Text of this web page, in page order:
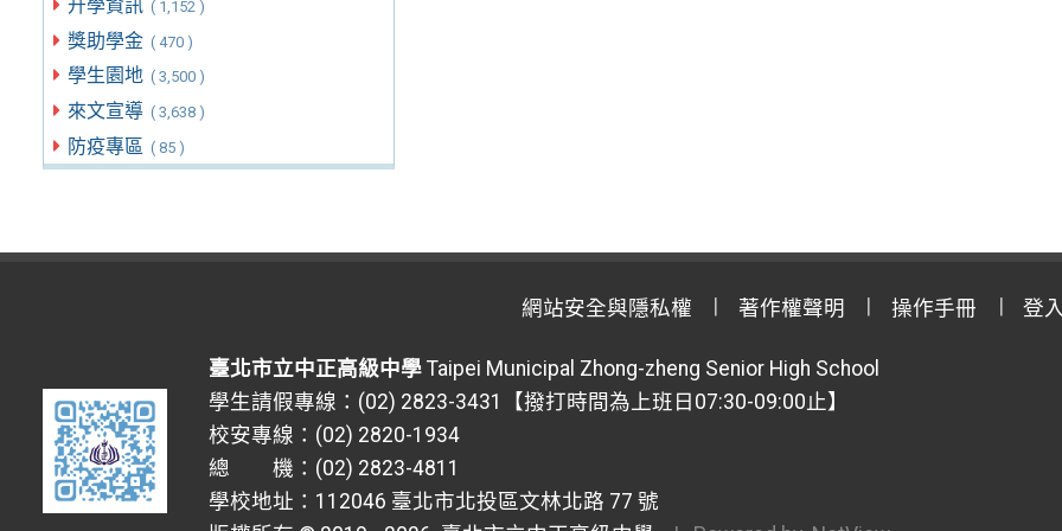
升學資訊 ( 1,152 )
獎助學金 ( 470 )
學生園地 ( 3,500 )
來文宣導 ( 3,638 )
防疫專區 ( 85 )
網站安全與隱私權 著作權聲明 操作手冊 登
臺北市立中正高級中學 Taipei Municipal Zhong-zheng Senior High School
學生請假專線：(02) 2823-3431【撥打時間為上班日07:30-09:00止】
校安專線：(02) 2820-1934
總 機：(02) 2823-4811
學校地址：112046 臺北市北投區文林北路 77 號